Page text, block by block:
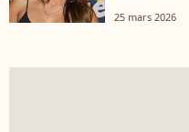
25 mars 2026